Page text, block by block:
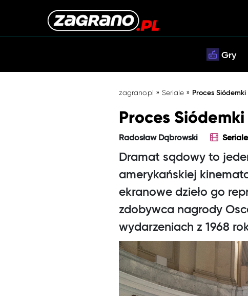
Gry
zagrano.pl » Seriale » Proces
Proces
Radosław Dąbrowski Seriale
Dramat sądowy to
amerykańskiej
ekranowe dzieło go
zdobywca nagrody
wydarzeniach z 1968